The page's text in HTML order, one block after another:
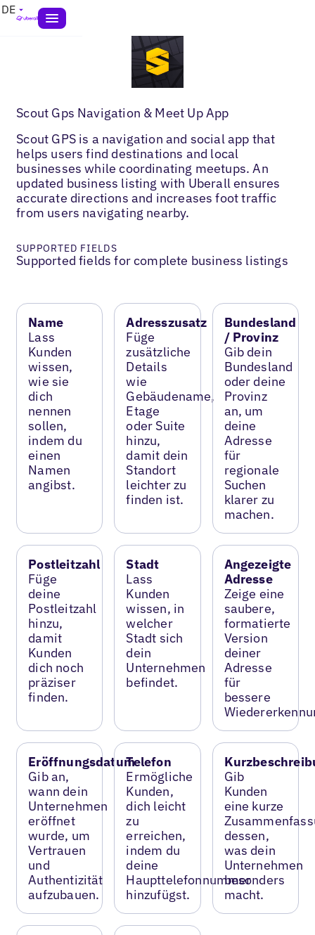
DE
Scout Gps Navigation & Meet Up App
Scout GPS is a navigation and social app that
helps users find destinations and local
businesses while coordinating meetups. An
updated business listing with Uberall ensures
accurate directions and increases foot traffic
from users navigating nearby.
SUPPORTED FIELDS
Supported fields for complete business listings
Name
Lass
Kunden
wissen,
wie sie
dich
nennen
sollen,
indem du
einen
Namen
angibst.
Adresszusatz
Füge
zusätzliche
Details
wie
Gebäudename,
Etage
oder Suite
hinzu,
damit dein
Standort
leichter zu
finden ist.
Bundesland
/ Provinz
Gib dein
Bundesland
oder deine
Provinz
an, um
deine
Adresse
für
regionale
Suchen
klarer zu
machen.
Postleitzahl
Füge
deine
Postleitzahl
hinzu,
damit
Kunden
dich noch
präziser
finden.
Stadt
Lass
Kunden
wissen, in
welcher
Stadt sich
dein
Unternehmen
befindet.
Angezeigte
Adresse
Zeige eine
saubere,
formatierte
Version
deiner
Adresse
für
bessere
Eröffnungsdatum
Gib an,
wann dein
Unternehmen
eröffnet
wurde, um
Vertrauen
und
Authentizität
aufzubauen.
Telefon
Ermögliche
Kunden,
dich leicht
zu
erreichen,
indem du
deine
Haupttelefonnummer
hinzufügst.
Gib
Kunden
eine kurze
dessen,
was dein
Unternehmen
besonders
macht.